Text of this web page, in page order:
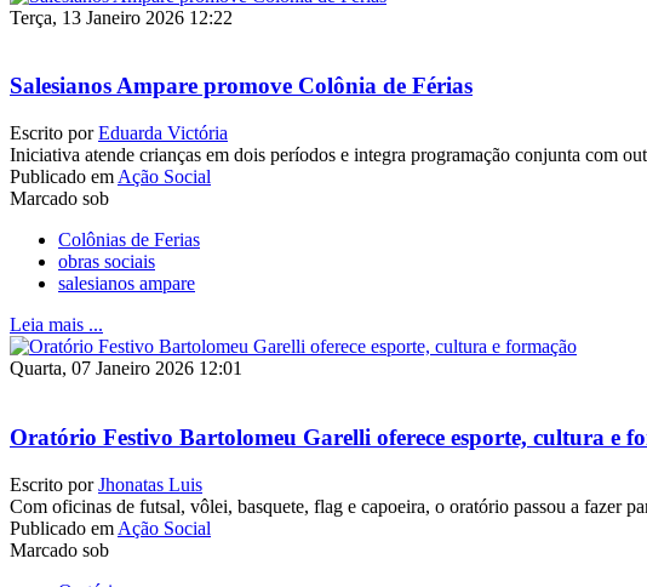
Terça, 13 Janeiro 2026 12:22
Salesianos Ampare promove Colônia de Férias
Escrito porEduarda Victória
Iniciativa atende crianças em dois períodos e integra programação conjunta com
Publicado em Ação Social
Marcado sob
Colônias de Ferias
obras sociais
salesianos ampare
Leia mais ...
Quarta, 07 Janeiro 2026 12:01
Oratório Festivo Bartolomeu Garelli oferece esporte, cultura e
Escrito porJhonatas Luis
Com oficinas de futsal, vôlei, basquete, flag e capoeira, o oratório passou a fazer
Publicado em Ação Social
Marcado sob